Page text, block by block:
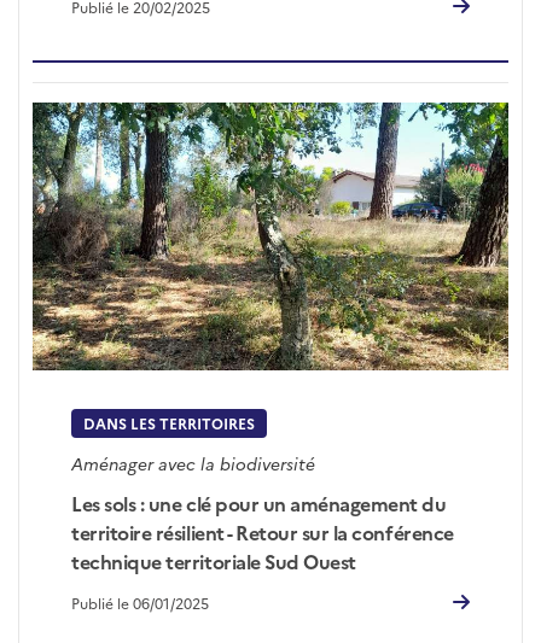
Publié le 20/02/2025
DANS LES TERRITOIRES
Aménager avec la biodiversité
Les sols : une clé pour un aménagement du
territoire résilient - Retour sur la conférence
technique territoriale Sud Ouest
Publié le 06/01/2025